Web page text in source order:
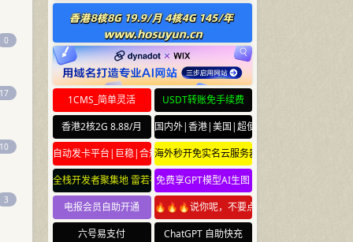
0
17
10
3
1CMS_简单灵活
USDT转账免手续费
香港2核2G 8.88/月
国内外|香港|美国|超便宜云服务器
自动发卡平台|巨稳|合规海外秒开免实名云服务器
全栈开发者聚集地 雷若社区 leiruo.com
免费享GPT模型AI生图
电报会员自助开通
🔥🔥🔥说你呢，不要点🔥🔥🔥
六号易支付
ChatGPT 自助快充